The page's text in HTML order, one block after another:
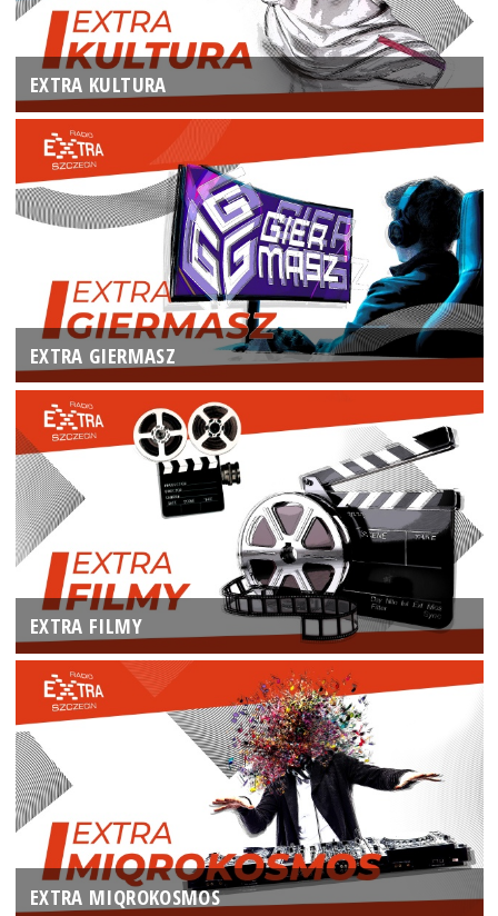
EXTRA KULTURA
EXTRA GIERMASZ
EXTRA FILMY
EXTRA MIQROKOSMOS